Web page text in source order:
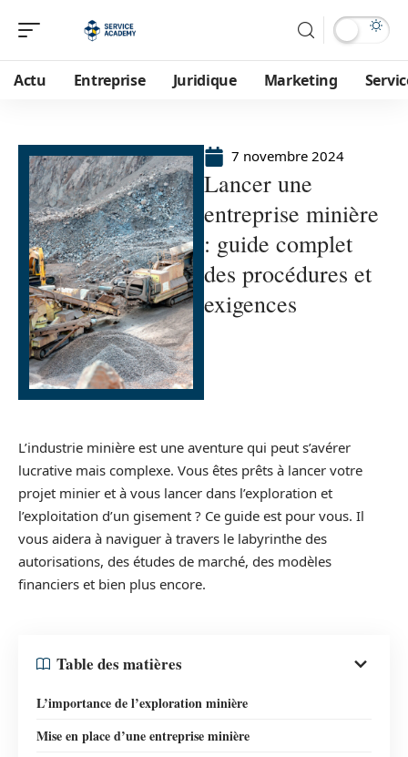
Actu Entreprise Juridique Marketing
7 novembre 2024
Lancer une
entreprise minière
: guide complet
des procédures et
exigences
L’industrie minière est une aventure qui peut s’avérer
lucrative mais complexe. Vous êtes prêts à lancer votre
projet minier et à vous lancer dans l’exploration et
l’exploitation d’un gisement ? Ce guide est pour vous. Il
vous aidera à naviguer à travers le labyrinthe des
autorisations, des études de marché, des modèles
financiers et bien plus encore.
Table des matières
L’importance de l’exploration minière
Mise en place d’une entreprise minière